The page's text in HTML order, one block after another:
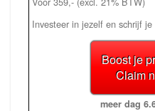
Investeer in jezelf en schrijf
Boost je
Claim
meer dag